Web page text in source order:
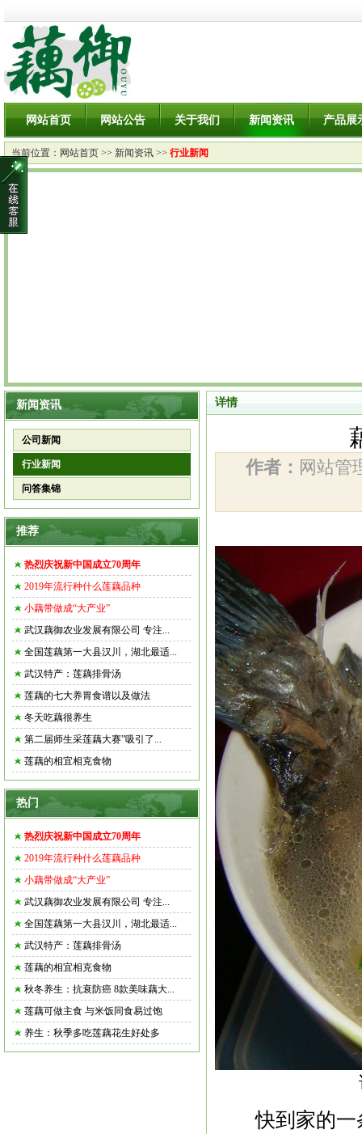
网站首页 网站公告 关于我们 新闻资讯 产品展
当前位置： 网站首页 >> 新闻资讯 >> 行业新闻
新闻资讯
公司新闻
行业新闻
问答集锦
推荐
热烈庆祝新中国成立70周年
2019年流行种什么莲藕品种
小藕带做成“大产业”
武汉藕御农业发展有限公司 专注...
全国莲藕第一大县汉川，湖北最适...
武汉特产：莲藕排骨汤
莲藕的七大养胃食谱以及做法
冬天吃藕很养生
第二届师生采莲藕大赛”吸引了...
莲藕的相宜相克食物
热门
热烈庆祝新中国成立70周年
2019年流行种什么莲藕品种
小藕带做成“大产业”
武汉藕御农业发展有限公司 专注...
全国莲藕第一大县汉川，湖北最适...
武汉特产：莲藕排骨汤
莲藕的相宜相克食物
秋冬养生：抗衰防癌 8款美味藕大...
莲藕可做主食 与米饭同食易过饱
养生：秋季多吃莲藕花生好处多
详情
作者： 网站
快到家的一条